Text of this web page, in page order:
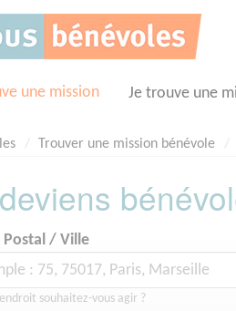
une mission Je trouve une
Trouver une mission bénévole
Postal / Ville
souhaitez-vous agir ?